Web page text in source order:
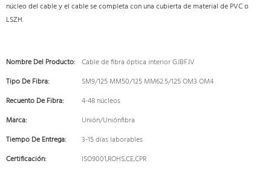
núcleo del cable y el cable se completa con una cubierta de material de PVC o
LSZH.
Nombre Del Producto: Cable de fibra óptica interior GJBFJV
Tipo De Fibra:
SM9/125 MM50/125 MM62.5/125 OM3 OM4
Recuento De Fibra:
4-48 núcleos
Marca:
Unión/Uniónfibra
Tiempo De Entrega:
3-15 días laborables
Certificación:
ISO9001,ROHS,CE,CPR